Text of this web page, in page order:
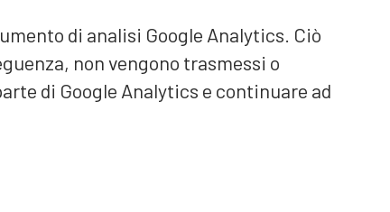
di analisi Google Analytics. Ciò
non vengono trasmessi o
di Google Analytics e continuare ad
universitaria federale
Sport Macolin SUFSM